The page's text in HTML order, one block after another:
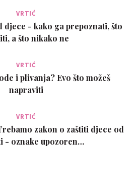
VRTIĆ
- kako ga prepoznati, što
a što nikako ne
VRTIĆ
i plivanja? Evo što možeš
napraviti
VRTIĆ
zakon o zaštiti djece od
- oznake upozoren…